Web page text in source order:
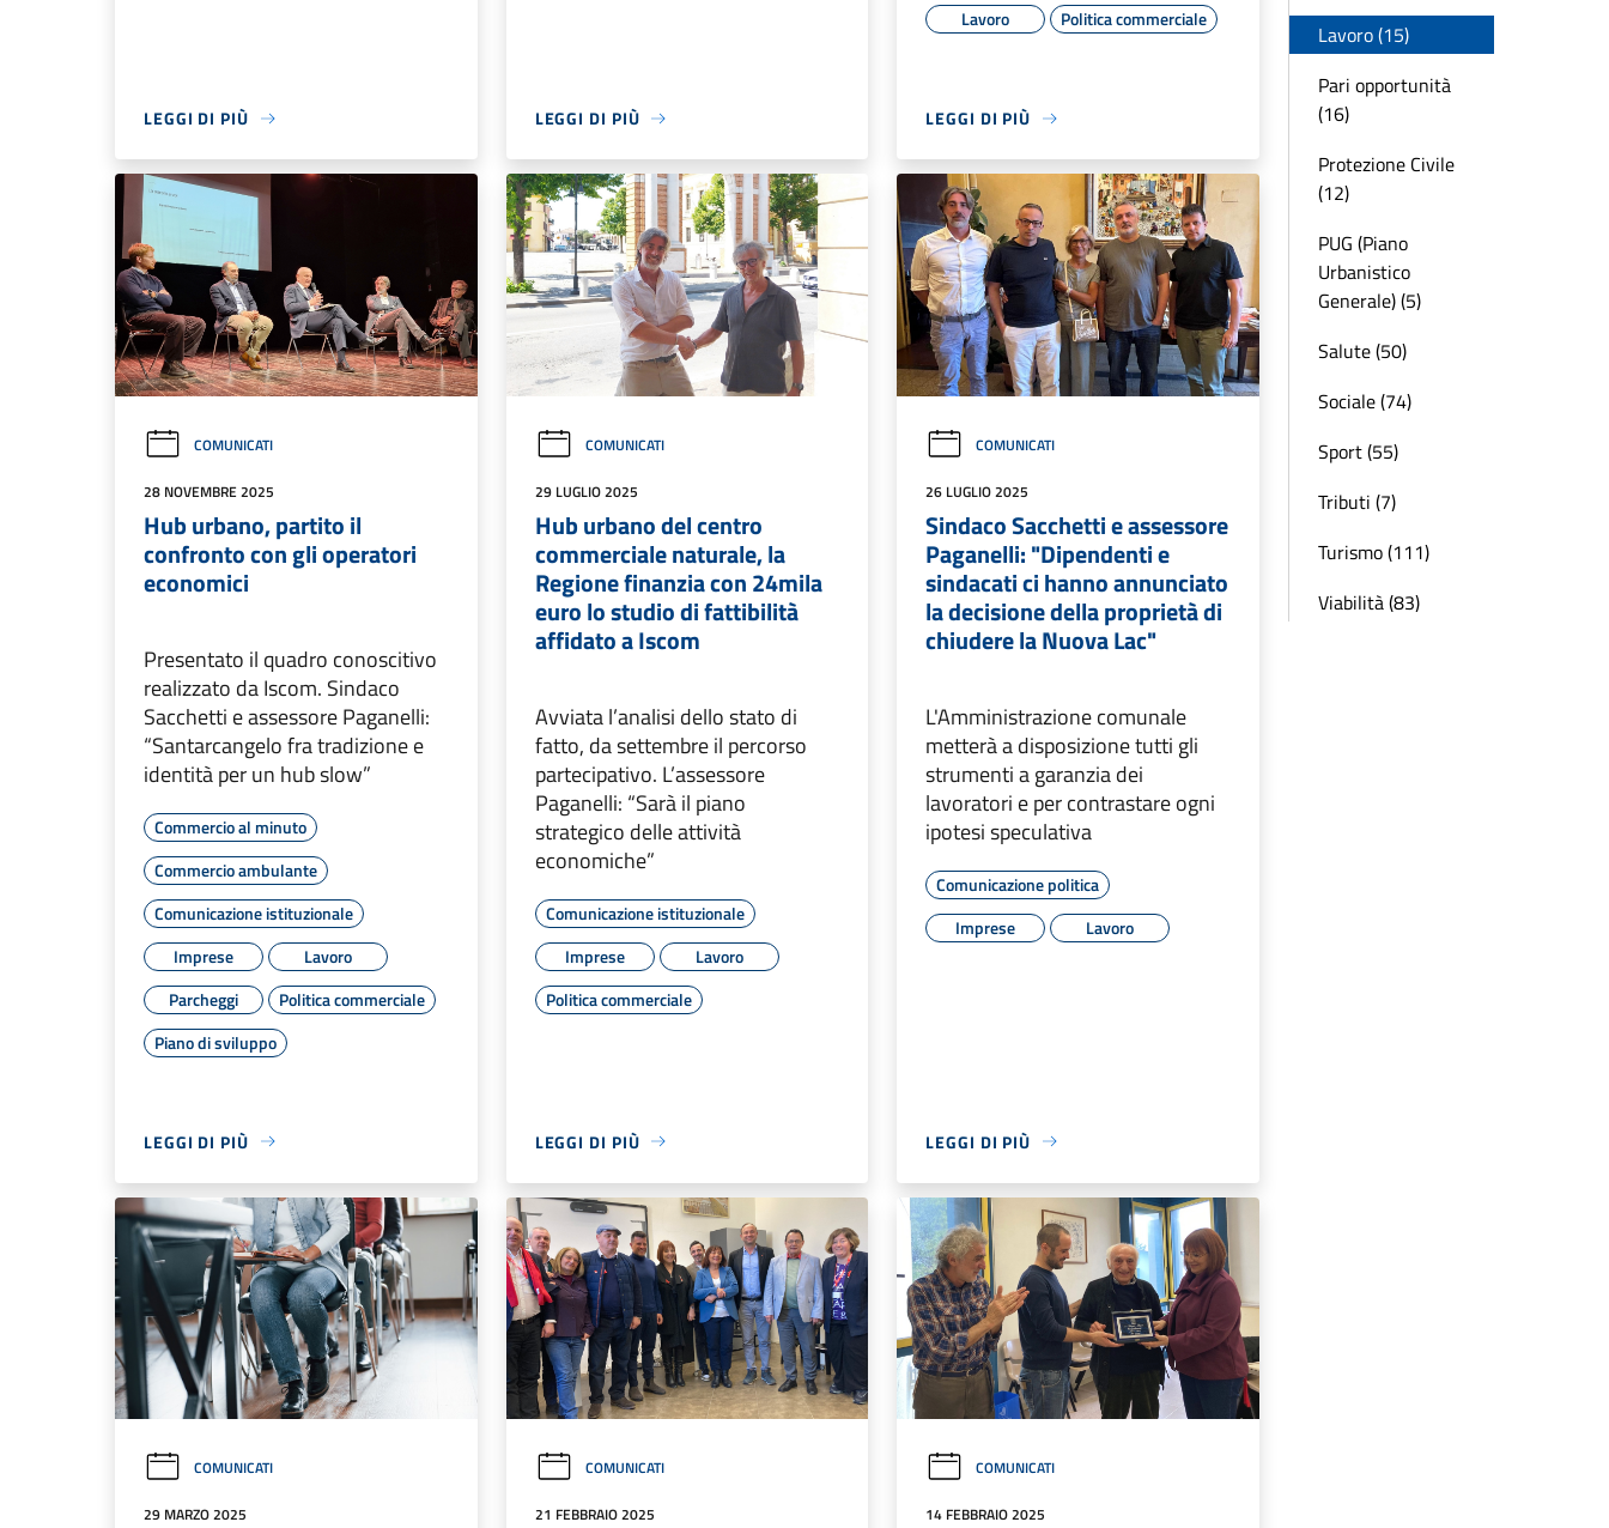
LEGGI DI PIÙ LEGGI DI PIÙ
Lavoro
Politica commerciale
LEGGI DI PIÙ
COMUNICATI
28 NOVEMBRE 2025
Hub urbano, partito il
confronto con gli operatori
economici
Presentato il quadro conoscitivo
realizzato da Iscom. Sindaco
Sacchetti e assessore Paganelli:
“Santarcangelo fra tradizione e
identità per un hub slow”
Commercio al minuto
Commercio ambulante
Comunicazione istituzionale
Imprese
Lavoro
Parcheggi
Politica commerciale
Piano di sviluppo
LEGGI DI PIÙ
COMUNICATI
29 LUGLIO 2025
Hub urbano del centro
commerciale naturale, la
Regione finanzia con 24mila
euro lo studio di fattibilità
affidato a Iscom
Avviata l’analisi dello stato di
fatto, da settembre il percorso
partecipativo. L’assessore
Paganelli: “Sarà il piano
strategico delle attività
economiche”
Comunicazione istituzionale
Imprese
Lavoro
Politica commerciale
LEGGI DI PIÙ
COMUNICATI
26 LUGLIO 2025
Sindaco Sacchetti e assessore
Paganelli: "Dipendenti e
sindacati ci hanno annunciato
la decisione della proprietà di
chiudere la Nuova Lac"
L'Amministrazione comunale
metterà a disposizione tutti gli
strumenti a garanzia dei
lavoratori e per contrastare ogni
ipotesi speculativa
Comunicazione politica
Imprese
Lavoro
LEGGI DI PIÙ
COMUNICATI
29 MARZO 2025
COMUNICATI
21 FEBBRAIO 2025
COMUNICATI
14 FEBBRAIO 2025
Lavoro (15)
Pari opportunità
(16)
Protezione Civile
(12)
PUG (Piano
Urbanistico
Generale) (5)
Salute (50)
Sociale (74)
Sport (55)
Tributi (7)
Turismo (111)
Viabilità (83)